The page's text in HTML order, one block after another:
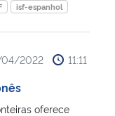
isf-espanhol
2022 11:11
oferece